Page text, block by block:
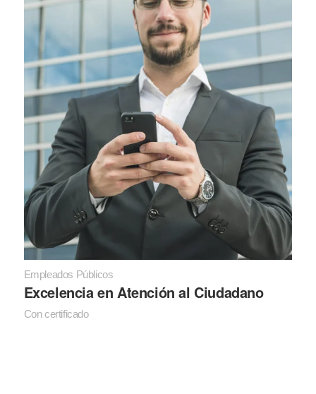
Empleados Públicos
Excelencia en Atención al Ciudadano
Con certificado